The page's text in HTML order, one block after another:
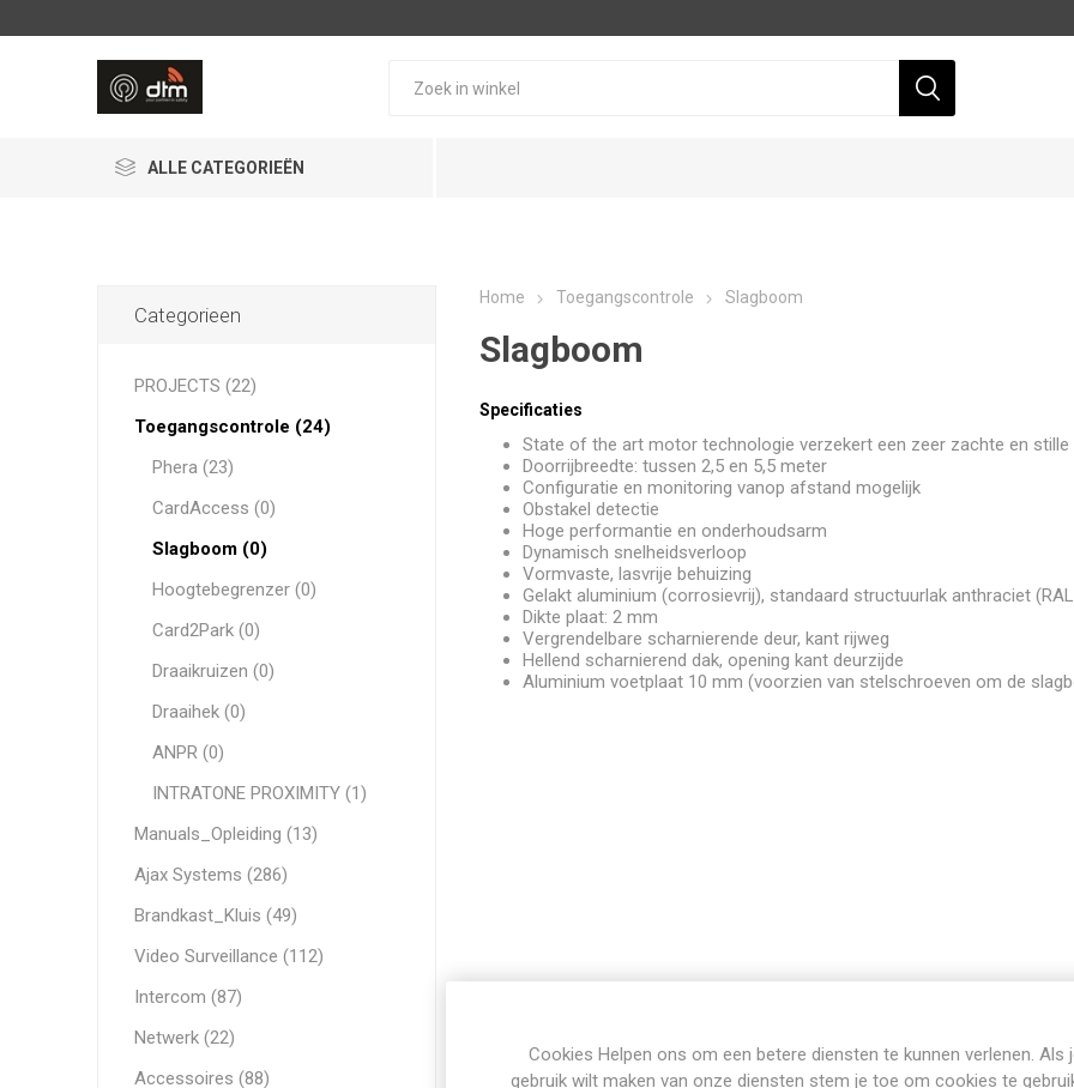
ALLE CATEGORIEËN
AJAX Systems PHERA
HYUNDAI WESTERN DIGITAL
Home Toegangscontrole Slagboom
Slagboom
Specificaties
State of the art motor technologie verzekert een zeer zachte en stille
Doorrijbreedte: tussen 2,5 en 5,5 meter
Configuratie en monitoring vanop afstand mogelijk
Obstakel detectie
Hoge performantie en onderhoudsarm
Dynamisch snelheidsverloop
Vormvaste, lasvrije behuizing
Gelakt aluminium (corrosievrij), standaard structuurlak anthraciet
Dikte plaat: 2 mm
Vergrendelbare scharnierende deur, kant rijweg
Hellend scharnierend dak, opening kant deurzijde
Aluminium voetplaat 10 mm (voorzien van stelschroeven om de
Categorieen
PROJECTS (22)
Toegangscontrole (24)
Phera (23)
CardAccess (0)
Slagboom (0)
Hoogtebegrenzer (0)
Card2Park (0)
Draaikruizen (0)
Draaihek (0)
ANPR (0)
INTRATONE PROXIMITY (1)
Manuals_Opleiding (13)
Ajax Systems (286)
Brandkast_Kluis (49)
Video Surveillance (112)
Intercom (87)
Netwerk (22)
Accessoires (88)
Cookies Helpen ons om een betere diensten te kunnen verlenen. Als
gebruik wilt maken van onze diensten stem je toe om cookies te